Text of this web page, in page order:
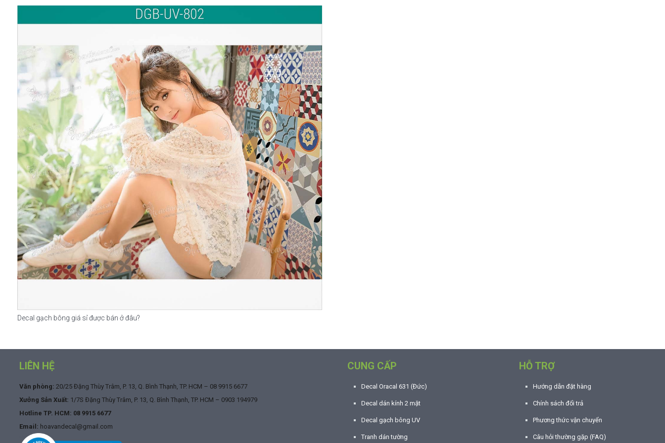
Decal gạch bông giá sỉ được bán ở đâu?
LIÊN HỆ
Văn phòng: 20/25 Đặng Thùy Trâm, P. 13, Q. Bình Thạnh, TP. HCM – 08 9915 6677
Xưởng Sản Xuất: 1/7S Đặng Thùy Trâm, P. 13, Q. Bình Thạnh, TP. HCM – 0903 194979
Hotline TP. HCM: 08 9915 6677
Email: hoavandecal@gmail.com
CUNG CẤP
Decal Oracal 631 (Đức)
Decal dán kính 2 mặt
Decal gạch bông UV
Tranh dán tường
HỖ TRỢ
Hướng dẫn đặt hàng
Chính sách đổi trả
Phương thức vận chuyển
Câu hỏi thường gặp (FAQ)